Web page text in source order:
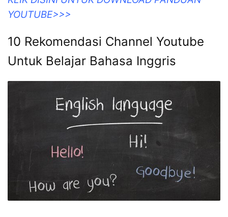
YOUTUBE>>>
10 Rekomendasi Channel Youtube
Untuk Belajar Bahasa Inggris